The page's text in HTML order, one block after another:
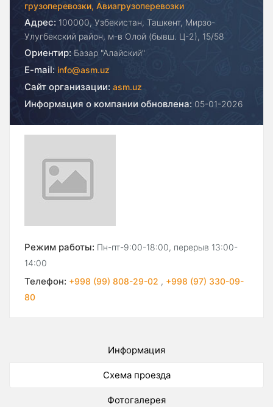
грузоперевозки, Авиагрузоперевозки
Адрес: 100000, Узбекистан, Ташкент, Мирзо-
Улугбекский район, м-в Олой (бывш. Ц-2), 15/58
Ориентир: Базар "Алайский"
E-mail: info@asm.uz
Сайт организации: asm.uz
Информация о компании обновлена: 05-01-2026
Режим работы: Пн-пт-9:00-18:00, перерыв 13:00-
14:00
Телефон: +998 (99) 808-29-02 , +998 (97) 330-09-
80
Информация
Схема проезда
Фотогалерея